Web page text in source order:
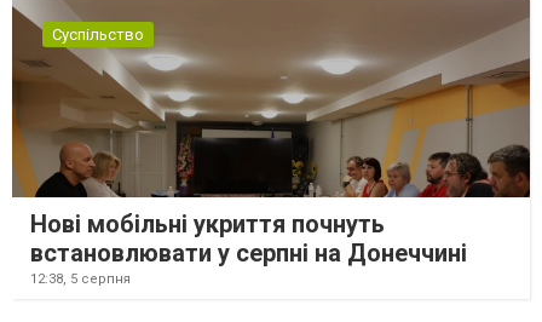
Суспільство
Нові мобільні укриття почнуть
встановлювати у серпні на Донеччині
12:38, 5 серпня